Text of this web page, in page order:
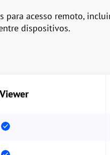
acesso remoto,
dispositivos.